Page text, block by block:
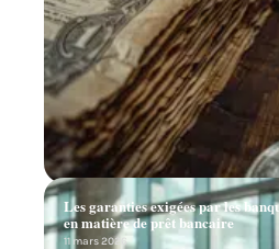
Les garanties exigées par les
en matière de prêt bancaire
11 mars 2026